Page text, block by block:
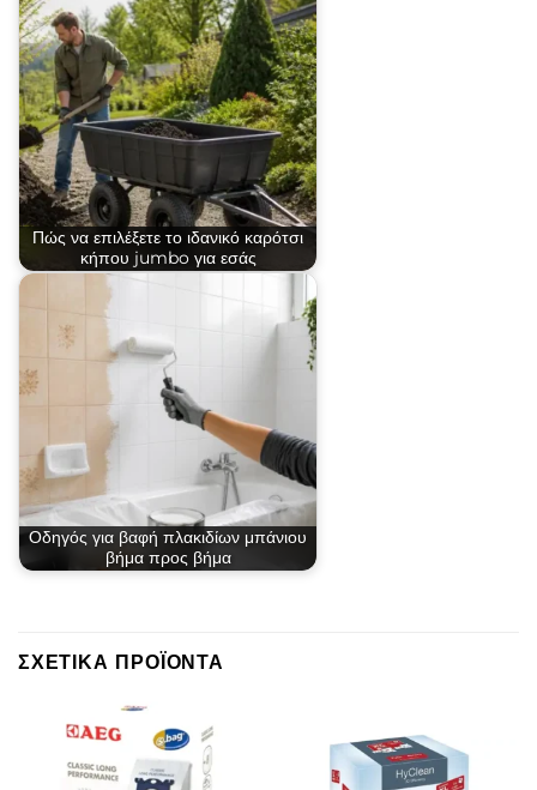
Πώς να επιλέξετε το ιδανικό καρότσι
κήπου jumbo για εσάς
Οδηγός για βαφή πλακιδίων μπάνιου
βήμα προς βήμα
ΣΧΕΤΙΚΆ ΠΡΟΪΌΝΤΑ